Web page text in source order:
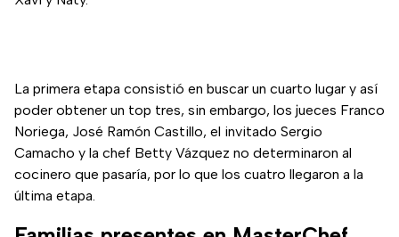
La primera etapa consistió en buscar un cuarto lugar y así
poder obtener un top tres, sin embargo, los jueces Franco
Noriega, José Ramón Castillo, el invitado Sergio
Camacho y la chef Betty Vázquez no determinaron al
cocinero que pasaría, por lo que los cuatro llegaron a la
última etapa.